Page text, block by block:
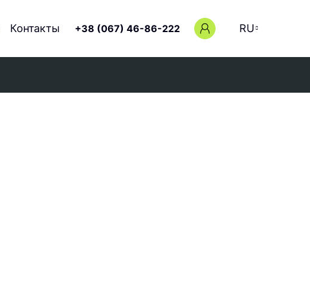
Контакты +38 (067) 46-86-222 RU